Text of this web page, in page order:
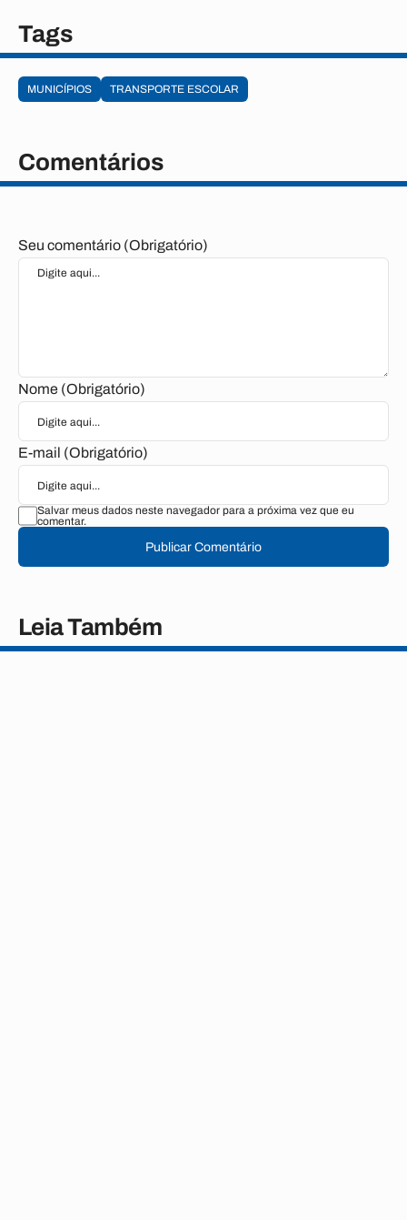
Tags
MUNICÍPIOS TRANSPORTE ESCOLAR
Comentários
Seu comentário (Obrigatório)
Nome (Obrigatório)
E-mail (Obrigatório)
Salvar meus dados neste navegador para a próxima vez que eu
comentar.
Publicar Comentário
Leia Também